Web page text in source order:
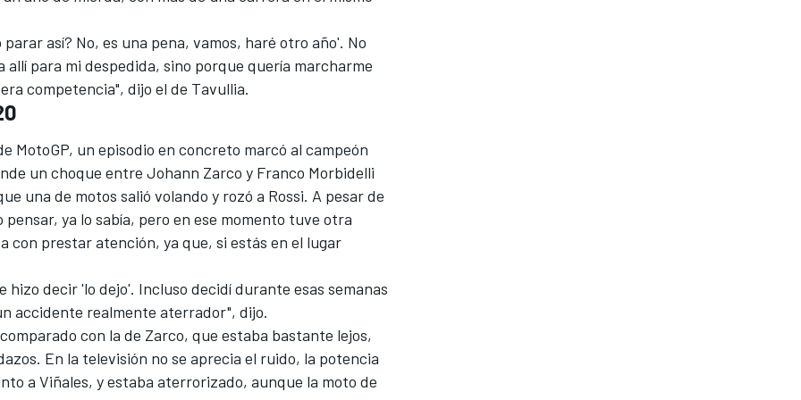
así? No, es una pena, vamos, haré otro año'. No
para mi despedida, sino porque quería marcharme
competencia", dijo el de Tavullia.
MotoGP, un episodio en concreto marcó al campeón
un choque entre Johann Zarco y Franco Morbidelli
una de motos salió volando y rozó a Rossi. A pesar de
ya lo sabía, pero en ese momento tuve otra
con prestar atención, ya que, si estás en el lugar
hizo decir 'lo dejo'. Incluso decidí durante esas semanas
accidente realmente aterrador", dijo.
con la de Zarco, que estaba bastante lejos,
En la televisión no se aprecia el ruido, la potencia
a Viñales, y estaba aterrorizado, aunque la moto de